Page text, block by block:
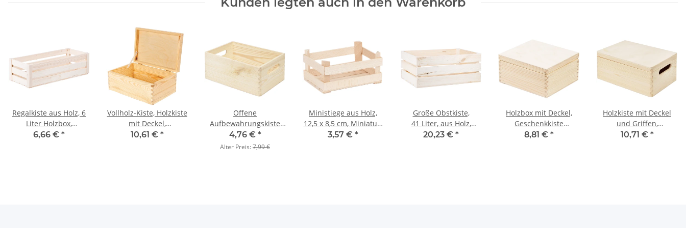
Regalkiste aus Holz, 6
Liter Holzbox,
40 × 16 × 12 cm
6,66 € *
Vollholz-Kiste, Holzkiste
mit Deckel,
30 × 20 × 14 cm
10,61 € *
Offene
Aufbewahrungskiste
aus Vollholz 30 x 20 x
13 cm
4,76 € *
Alter Preis:7,99 €
Ministiege aus Holz,
12,5 x 8,5 cm, Miniatur-
Obststiege
3,57 € *
Große Obstkiste,
41 Liter, aus Holz,
54 × 38,5 × 23 cm
20,23 € *
Holzbox mit Deckel,
Geschenkkiste
Klappdeckel 18 x 16 x 9
8,81 € *
Holzkiste mit Deckel
und Griffen,
30 × 20 × 14 cm
10,71 € *